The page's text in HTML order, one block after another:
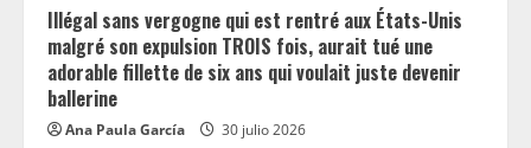
Illégal sans vergogne qui est rentré aux États-Unis
malgré son expulsion TROIS fois, aurait tué une
adorable fillette de six ans qui voulait juste devenir
ballerine
Ana Paula García 30 julio 2026